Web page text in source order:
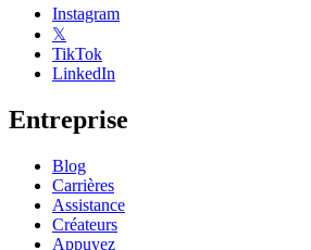
Instagram
𝕏
TikTok
LinkedIn
Entreprise
Blog
Carrières
Assistance
Créateurs
Appuyez